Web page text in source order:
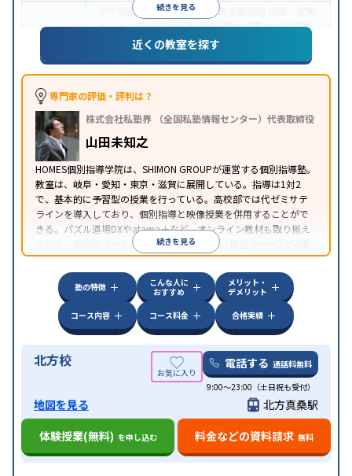
続きを見る
中学受験 高校受験大学受験 医学部受験
テスト対策内申点対策学習習慣の定着総合型選抜
(旧AO)対策 推薦入試対策学校別特化対策
その他科目別特化対
特徴
中高一貫校生に対応
応
学習にPC・タブレットを利用
科目から受講可能 季節講習のみの受講可発達障害
の子どもに対応
近くの教室を探す
専門家の評価・評判は？
株式会社私塾界 （全国私塾情報センター）代表取締役
山田未知之
HOMES個別指導学院は、SHIMON GROUPが運営する個別指導塾。
教室は、岐阜・愛知・東京・滋賀に展開している。指導は1対2
で、基本的に予習型の授業を行っている。高校部では代ゼミサテ
ラインを導入しており、個別指導と映像授業を併用することがで
きる。パズル道場DXやatama＋など、オンライン教材も取り揃え
ている。個別のブース、フリースペースなど、自習スペースが4種
類あるのも特徴だ。
続きを見る
塾の特徴
こんな人に
おすすめ
メリット・
デメリット
コース内容
コース料金 合格実績
北方校 電話する 通話料無料
9:00～23:00（土日祝も受付）
地図を見る
北方真桑駅
体験授業(無料) を申し込む 料金などの資料請求 無料